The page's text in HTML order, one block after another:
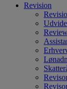
Revision